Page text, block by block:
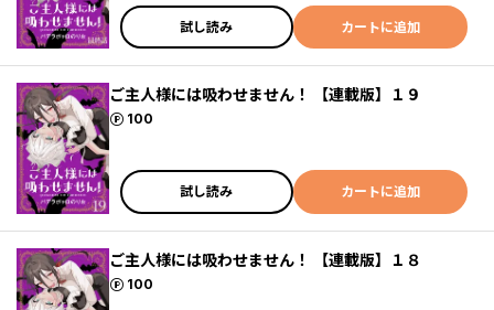
試し読み カートに追加
ご主人様には吸わせません！ 【連載版】１９
100
ポイント
試し読み カートに追加
ご主人様には吸わせません！ 【連載版】１８
100
ポイント